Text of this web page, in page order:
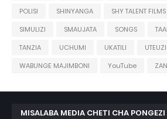
POLISI
SHINYANGA SHY TALENT FILMS
SIMULIZI
SMAUJATA SONGS
TANZIA
UCHUMI UKATILI UTEUZI
WABUNGE MAJIMBONI
YouTube
MISALABA MEDIA CHETI CHA PONGEZI